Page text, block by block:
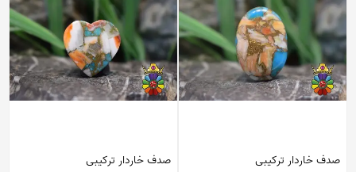
صدف خاردار ترکیبی صدف خاردار ترکیبی